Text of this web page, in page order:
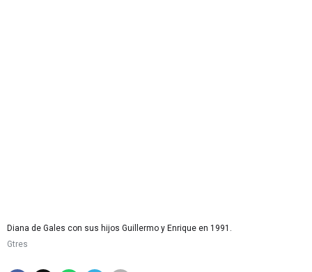
Diana de Gales con sus hijos Guillermo y Enrique en 1991.
Gtres